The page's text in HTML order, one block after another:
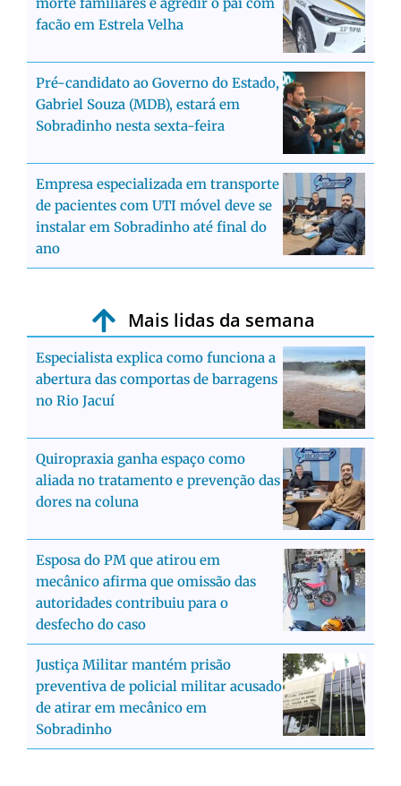
facão em Estrela Velha
Pré-candidato ao Governo do Estado,
Gabriel Souza (MDB), estará em
Sobradinho nesta sexta-feira
Empresa especializada em transporte
de pacientes com UTI móvel deve se
instalar em Sobradinho até final do
ano
Mais lidas da semana
Especialista explica como funciona a
abertura das comportas de barragens
no Rio Jacuí
Quiropraxia ganha espaço como
aliada no tratamento e prevenção das
dores na coluna
Esposa do PM que atirou em
mecânico afirma que omissão das
autoridades contribuiu para o
desfecho do caso
Justiça Militar mantém prisão
preventiva de policial militar acusado
de atirar em mecânico em
Sobradinho